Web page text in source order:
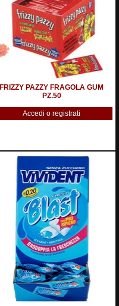
FRIZZY PAZZY FRAGOLA GUM
PZ.50
Accedi o registrati